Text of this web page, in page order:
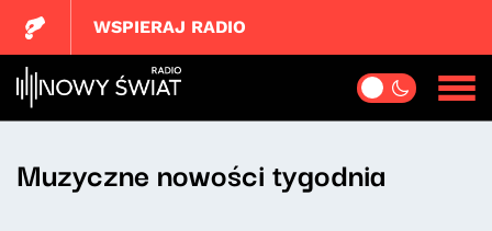
WSPIERAJ RADIO
Muzyczne nowości tygodnia